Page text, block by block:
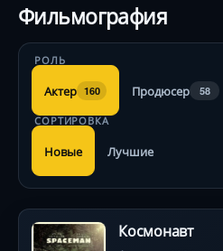
Фильмография
РОЛЬ
Актер 160 Продюсер 58
СОРТИРОВКА
Новые Лучшие
Космонавт